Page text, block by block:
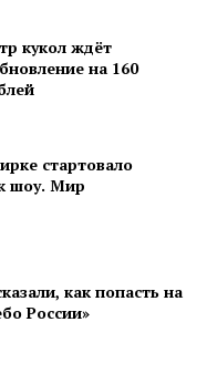
кукол ждёт
на 160
стартовало
шоу. Мир
как попасть на
России»